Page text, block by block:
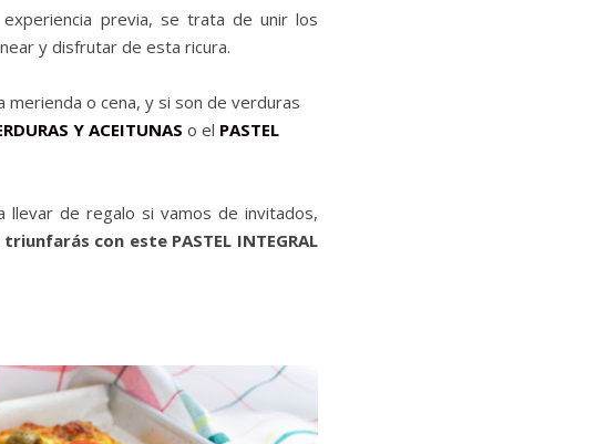
previa, se trata de unir los
y disfrutar de esta ricura.
merienda o cena, y si son de verduras
Y ACEITUNAS o el PASTEL
llevar de regalo si vamos de invitados,
con este PASTEL INTEGRAL